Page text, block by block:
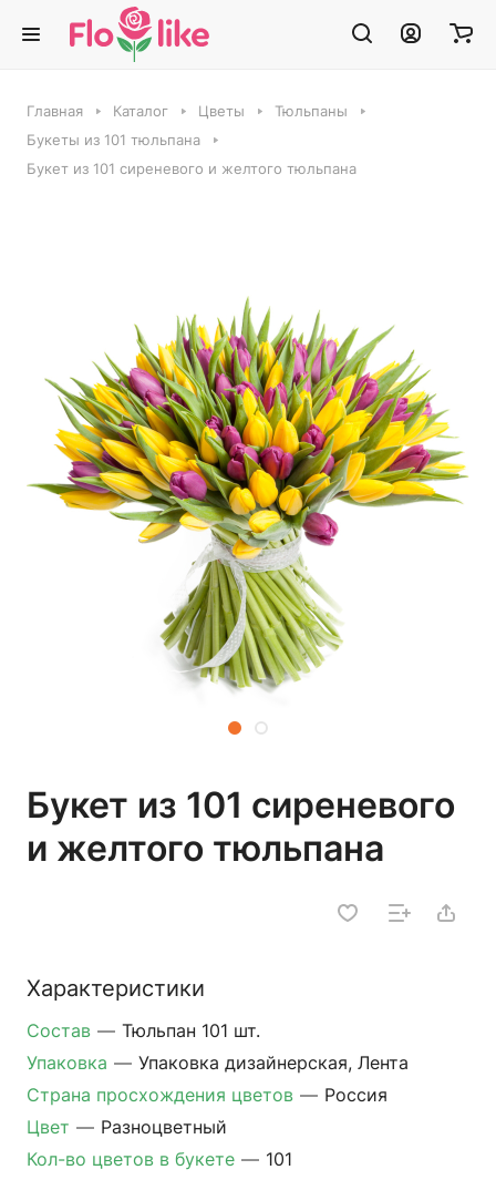
Главная Каталог Цветы
Тюльпаны
Букеты из 101 тюльпана
Букет из 101 сиреневого и желтого тюльпана
Букет из 101 сиреневого
и желтого тюльпана
Характеристики
Состав — Тюльпан 101 шт.
Упаковка — Упаковка дизайнерская, Лента
Страна просхождения цветов — Россия
Цвет — Разноцветный
Кол-во цветов в букете — 101